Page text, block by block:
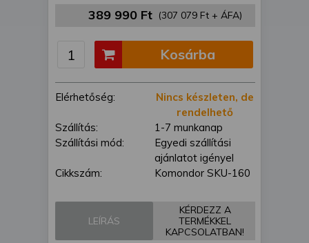
389 990 Ft (307 079 Ft + ÁFA)
Elérhetőség:
Nincs készleten, de
rendelhető
Szállítás:
1-7 munkanap
Szállítási mód:
Egyedi szállítási
ajánlatot igényel
Cikkszám:
Komondor SKU-160
Kosárba
LEÍRÁS
KÉRDEZZ A
TERMÉKKEL
KAPCSOLATBAN!
kattintva hozzájárulhat ahhoz, hogy mi
és a partnereink a fent leírtak szerint
lehetőségként a hozzájárulás
megadása vagy elutasítása előtt
részletesebb információkhoz juthat, és
megváltoztathatja beállításait. Felhívjuk
figyelmét, hogy személyes adatainak
bizonyos kezeléséhez nem feltétlenül
szükséges az Ön hozzájárulása, de
jogában áll tiltakozni az ilyen jellegű
adatkezelés ellen. A beállításai csak erre
webhelyre visszatérve vagy az
adatvédelmi szabályzatunk segítségével
bármikor megváltoztathatja a